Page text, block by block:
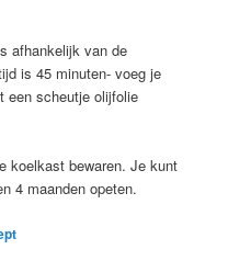
afhankelijk van de
is 45 minuten- voeg je
een scheutje olijfolie
koelkast bewaren. Je kunt
4 maanden opeten.